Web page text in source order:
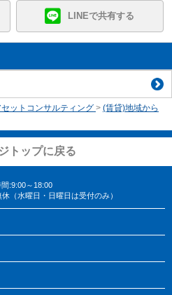
LINEで共有する
ットコンサルティング > (賃貸)地域から
トップに戻る
:9:00～18:00
（水曜日・日曜日は受付のみ）